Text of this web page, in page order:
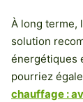
À long terme,
solution
énergétiques
pourriez
chauffage :